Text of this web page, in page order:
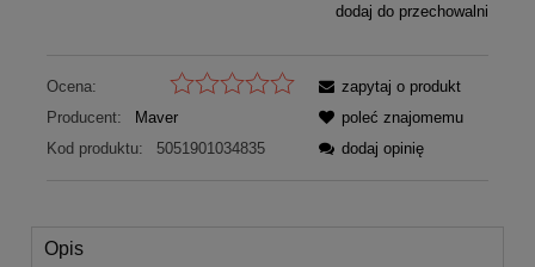
dodaj do przechowalni
Ocena:
Producent:
Maver
Kod produktu:
5051901034835
zapytaj o produkt
poleć znajomemu
dodaj opinię
Opis